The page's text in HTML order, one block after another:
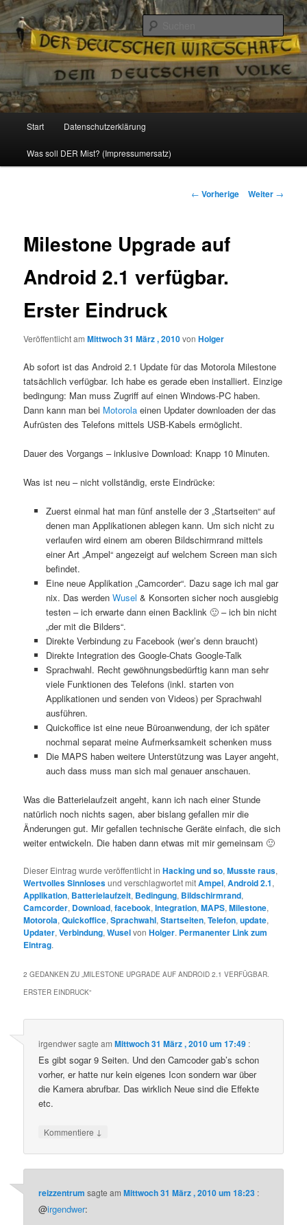
Reizzentrum
Politik, Wirtschaft, Soziales und Gesellschaft
Zum
Inhalt
Start Datenschutzerklärung
Was soll DER Mist? (Impressumersatz)
Beitrags-
← Vorherige Weiter →
Milestone Upgrade auf
Android 2.1 verfügbar.
Erster Eindruck
Veröffentlicht amMittwoch 31 März , 2010vonHolger
Ab sofort ist das Android 2.1 Update für das Motorola Milestone
tatsächlich verfügbar. Ich habe es gerade eben installiert. Einzige
bedingung: Man muss Zugriff auf einen Windows-PC haben.
Dann kann man bei Motorola einen Updater downloaden der das
Aufrüsten des Telefons mittels USB-Kabels ermöglicht.
Dauer des Vorgangs – inklusive Download: Knapp 10 Minuten.
Was ist neu – nicht vollständig, erste Eindrücke:
Zuerst einmal hat man fünf anstelle der 3 „Startseiten“ auf
denen man Applikationen ablegen kann. Um sich nicht zu
verlaufen wird einem am oberen Bildschirmrand mittels
einer Art „Ampel“ angezeigt auf welchem Screen man sich
befindet.
Eine neue Applikation „Camcorder“. Dazu sage ich mal gar
nix. Das werden Wusel & Konsorten sicher noch ausgiebig
testen – ich erwarte dann einen Backlink 🙂 – ich bin nicht
„der mit die Bilders“.
Direkte Verbindung zu Facebook (wer’s denn braucht)
Direkte Integration des Google-Chats Google-Talk
Sprachwahl. Recht gewöhnungsbedürftig kann man sehr
viele Funktionen des Telefons (inkl. starten von
Applikationen und senden von Videos) per Sprachwahl
ausführen.
Quickoffice ist eine neue Büroanwendung, der ich später
nochmal separat meine Aufmerksamkeit schenken muss
Die MAPS haben weitere Unterstützung was Layer angeht,
auch dass muss man sich mal genauer anschauen.
Was die Batterielaufzeit angeht, kann ich nach einer Stunde
natürlich noch nichts sagen, aber bislang gefallen mir die
Änderungen gut. Mir gefallen technische Geräte einfach, die sich
weiter entwickeln. Die haben dann etwas mit mir gemeinsam 🙂
Dieser Eintrag wurde veröffentlicht inHacking und so,Musste raus,
Wertvolles Sinnlosesund verschlagwortet mitAmpel,Android 2.1,
Applikation, Batterielaufzeit, Bedingung, Bildschirmrand,
Camcorder, Download,facebook,Integration,MAPS,Milestone,
Motorola,Quickoffice,Sprachwahl,Startseiten,Telefon,update,
Updater,Verbindung,WuselvonHolger. Permanenter Link zum
Eintrag.
2 GEDANKEN ZU „MILESTONE UPGRADE AUF ANDROID 2.1 VERFÜGBAR.
ERSTER EINDRUCK“
irgendwersagte amMittwoch 31 März , 2010 um 17:49 :
Es gibt sogar 9 Seiten. Und den Camcoder gab’s schon
vorher, er hatte nur kein eigenes Icon sondern war über
die Kamera abrufbar. Das wirklich Neue sind die Effekte
etc.
Kommentiere ↓
reizzentrum sagte amMittwoch 31 März , 2010 um 18:23 :
@irgendwer: